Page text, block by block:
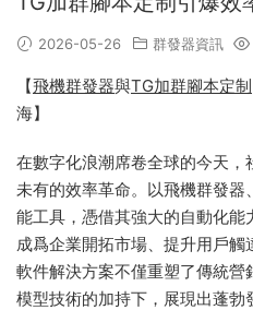
2026-05-26 群發器資訊
【飛機群發器與TG加群腳本定制
海】
在數字化浪潮席卷全球的今天
未有的效率革命。以飛機群發
能工具，憑借其強大的自動化
成爲企業開拓市場、提升用戶觸
軟件解決方案不僅重塑了傳統
模型技術的加持下，展現出蓬